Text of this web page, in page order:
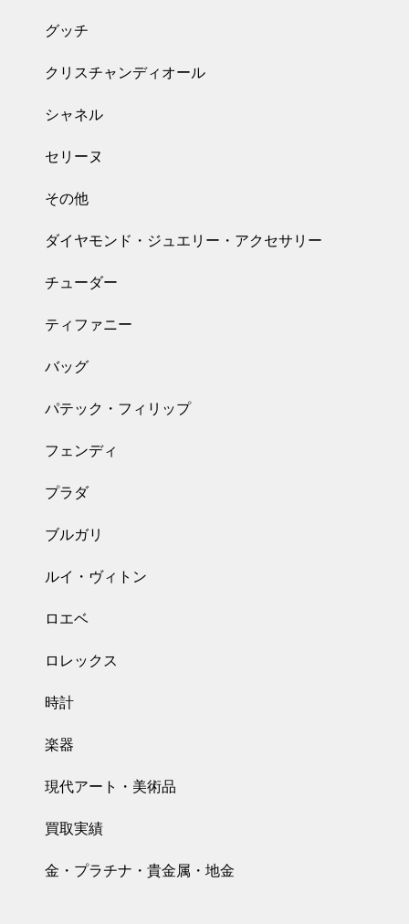
グッチ
クリスチャンディオール
シャネル
セリーヌ
その他
ダイヤモンド・ジュエリー・アクセサリー
チューダー
ティファニー
バッグ
パテック・フィリップ
フェンディ
プラダ
ブルガリ
ルイ・ヴィトン
ロエベ
ロレックス
時計
楽器
現代アート・美術品
買取実績
金・プラチナ・貴金属・地金